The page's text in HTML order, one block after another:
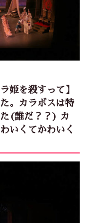
姫を殺すって】
。カラボスは特
(誰だ？？) カ
いくてかわいく